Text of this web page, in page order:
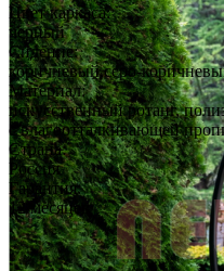
Цвет каркаса:
черный
Сидение:
коричневый,серо-
Материал:
искусственный ротанг,
с влагоотталкивающей
Страна:
Россия
Гарантия:
12 месяцев